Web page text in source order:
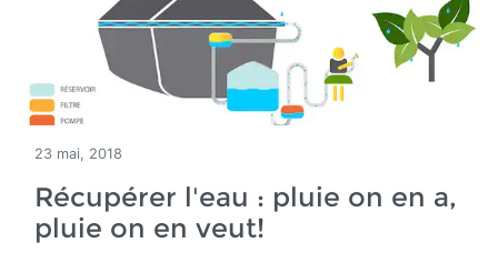
23 mai, 2018
Récupérer l'eau : pluie on en a,
pluie on en veut!